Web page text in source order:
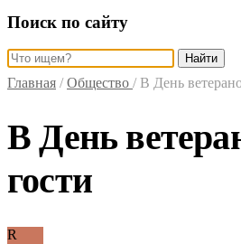
Поиск по сайту
Найти
Главная / Общество / В День
В День
гости
R